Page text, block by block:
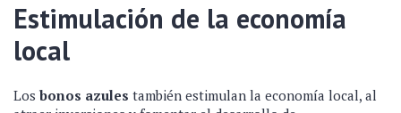
Estimulación de la economía
local
Los bonos azules también estimulan la economía local, al